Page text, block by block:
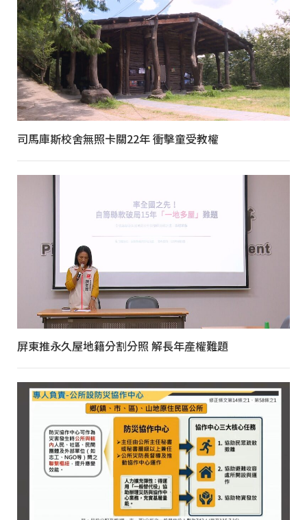
司馬庫斯校舍無照卡關22年 衝擊童受教權
屏東推永久屋地籍分割分照 解長年產權難題